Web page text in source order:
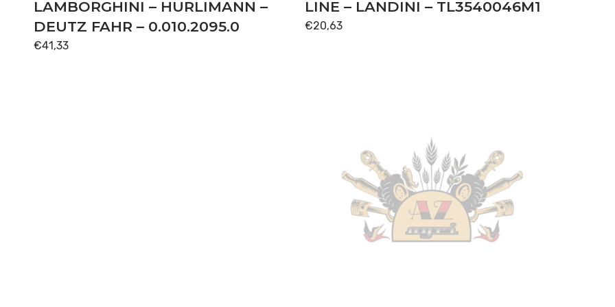
LAMBORGHINI – HURLIMANN –
DEUTZ FAHR – 0.010.2095.0
€41,33
LINE – LANDINI – TL3540046M1
€20,63